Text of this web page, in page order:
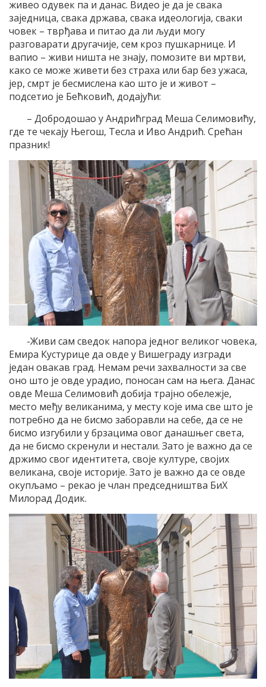
живео одувек па и данас. Видео је да је свака
заједница, свака држава, свака идеологија, сваки
човек – тврђава и питао да ли људи могу
разговарати другачије, сем кроз пушкарнице. И
вапио – живи ништа не знају, помозите ви мртви,
како се може живети без страха или бар без ужаса,
јер, смрт је бесмислена као што је и живот –
подсетио је Бећковић, додајући:
– Добродошао у Андрићград Меша Селимовићу,
где те чекају Његош, Тесла и Иво Андрић. Срећан
празник!
-Живи сам сведок напора једног великог човека,
Емира Кустурице да овде у Вишеграду изгради
један овакав град. Немам речи захвалности за све
оно што је овде урадио, поносан сам на њега. Данас
овде Меша Селимовић добија трајно обележје,
место међу великанима, у месту које има све што је
потребно да не бисмо заборавли на себе, да се не
бисмо изгубили у брзацима овог данашњег света,
да не бисмо скренули и нестали. Зато је важно да се
држимо свог идентитета, своје културе, својих
великана, своје историје. Зато је важно да се овде
окупљамо – рекао је члан председништва БиХ
Милорад Додик.